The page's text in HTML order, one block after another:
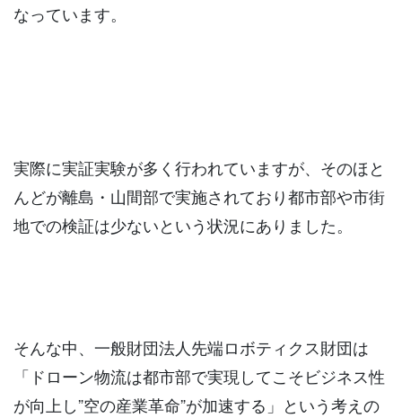
なっています。
実際に実証実験が多く行われていますが、そのほと
んどが離島・山間部で実施されており都市部や市街
地での検証は少ないという状況にありました。
そんな中、一般財団法人先端ロボティクス財団は
「ドローン物流は都市部で実現してこそビジネス性
が向上し”空の産業革命”が加速する」という考えの